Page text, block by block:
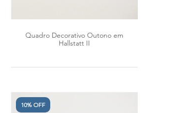
Quadro Decorativo Outono em
Hallstatt II
10% OFF